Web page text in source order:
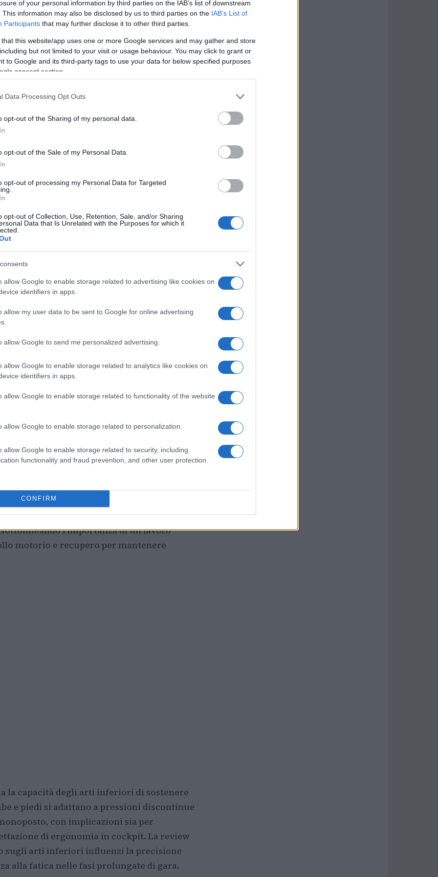
of your personal information by third parties on the IAB’s list of downstream
This information may also be disclosed by us to third parties on the IAB’s List of
Participants that may further disclose it to other third parties.
that this website/app uses one or more Google services and may gather and store
but not limited to your visit or usage behaviour. You may click to grant or
to Google and its third-party tags to use your data for below specified purposes
consent section.
Data Processing Opt Outs
opt-out of the Sharing of my personal data.
opt-out of the Sale of my Personal Data.
opt-out of processing my Personal Data for Targeted
opt-out of Collection, Use, Retention, Sale, and/or Sharing
Data that Is Unrelated with the Purposes for which it
allow Google to enable storage related to advertising like cookies on
identifiers in apps.
allow my user data to be sent to Google for online advertising
allow Google to send me personalized advertising.
allow Google to enable storage related to analytics like cookies on
identifiers in apps.
allow Google to enable storage related to functionality of the website
allow Google to enable storage related to personalization.
allow Google to enable storage related to security, including
functionality and fraud prevention, and other user protection.
CONFIRM
specifici.
a posture obbligate, stress termicoe
diverse parti del corpo. L’analisi
pratica degli allenatori, offrendo un
tecnica per comprendere meglio come
livello.
principali
review c’è l’importante sviluppo della
Il collo lavora costantemente per
dannosi durante i cambi di direzione e
della forza e della resistenza muscolare
solo vantaggiosi per la performance, ma
di infortuni legati a sovraccarichi
componente chiave dell’allenamento:
di tollerare picchi di
Nel testo vengono evidenziati protocolli
l’importanza di un lavoro
motorio e recupero per mantenere
la capacità degli arti inferiori di sostenere
e piedi si adattano a pressioni discontinue
con implicazioni sia per
di ergonomia in cockpit. La review
sugli arti inferiori influenzi la precisione
alla fatica nelle fasi prolungate di gara.